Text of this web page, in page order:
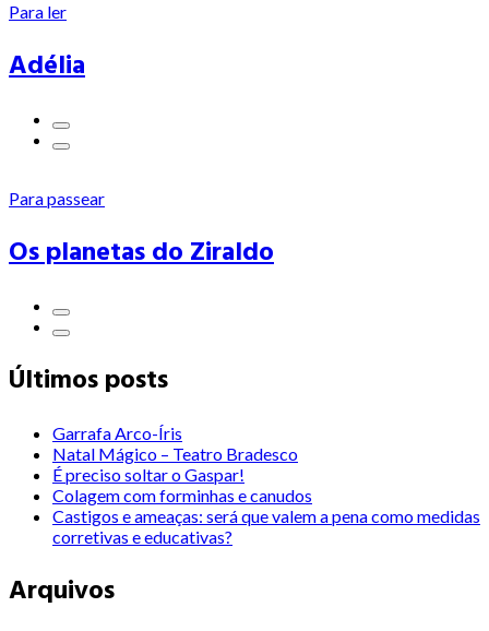
Para ler
Adélia
Para passear
Os planetas do Ziraldo
Últimos posts
Garrafa Arco-Íris
Natal Mágico – Teatro Bradesco
É preciso soltar o Gaspar!
Colagem com forminhas e canudos
Castigos e ameaças: será que valem a pena como medidas
corretivas e educativas?
Arquivos